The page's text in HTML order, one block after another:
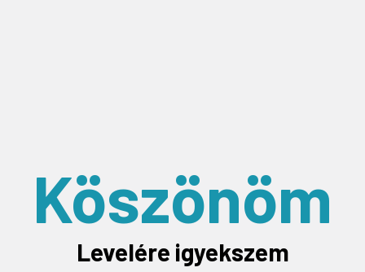
Köszönöm
Levelére igyekszem